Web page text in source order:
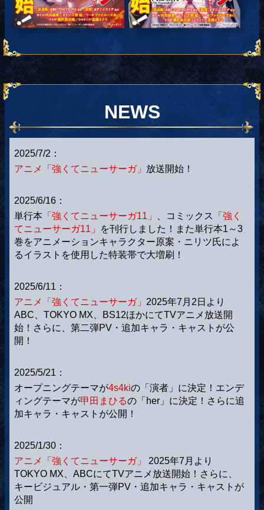
NEWS
2025/7/2：
アニメ「強くてニューサーガ」 放送開始！
2025/6/16：
単行本 「強くてニューサーガ11」 、コミックス
「強く
てニューサーガ11」
を刊行しました！また単行本1～3
巻をアニメーションキャラクター原案・ニリツ氏によ
るイラストを使用した特装帯で大増刷！
2025/6/11：
アニメ「強くてニューサーガ」 2025年7月2日より
ABC、TOKYO MX、BS12ほかにてTVアニメ放送開
始！さらに、第二弾PV・追加キャラ・キャストが公
開！
2025/5/21：
オープニングテーマが4s4kiの「演者」に決定！エンデ
ィングテーマが甲田まひるの「her」に決定！さらに追
加キャラ・キャストが公開！
2025/1/30：
アニメ「強くてニューサーガ」 2025年7月より
TOKYO MX、ABCにてTVアニメ放送開始！さらに、
キービジュアル・第一弾PV・追加キャラ・キャストが
公開